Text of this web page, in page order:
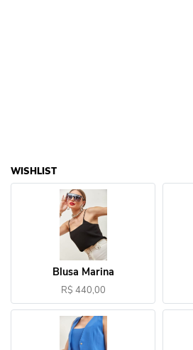
WISHLIST
Blusa Marina
R$ 440,00